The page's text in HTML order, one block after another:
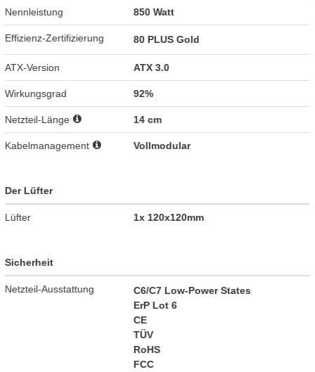
Nennleistung 850 Watt
Effizienz-Zertifizierung 80 PLUS Gold
ATX-Version ATX 3.0
Wirkungsgrad 92%
Netzteil-Länge 14 cm
Kabelmanagement Vollmodular
Der Lüfter
Lüfter 1x 120x120mm
Sicherheit
Netzteil-Ausstattung
C6/C7 Low-Power States
ErP Lot 6
CE
TÜV
RoHS
FCC